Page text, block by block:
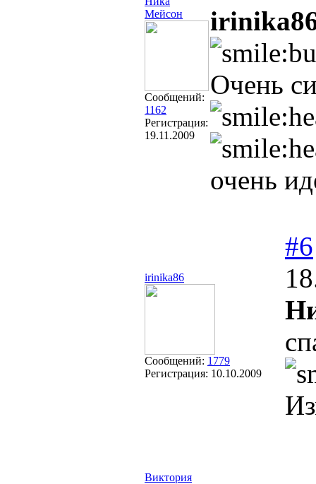
Мейсон
Сообщений:
1162
Регистрация:
19.11.2009
Очень
очень
irinika86
Сообщений: 1779
Регистрация: 10.10.2009
#6
Виктория